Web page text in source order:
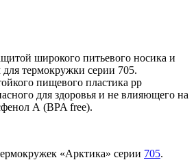
широкого питьевого носика и
термокружки серии 705.
пищевого пластика pp
для здоровья и не влияющего на
А (BPA free).
«Арктика» серии 705.